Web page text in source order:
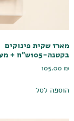
מארז שקית פינוקים
בקטנה-105ש"ח + מע"מ
105.00 ₪
הוספה לסל